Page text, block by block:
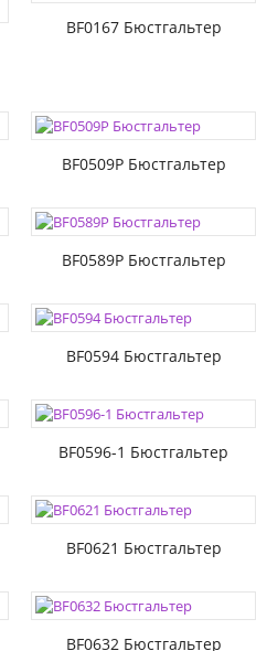
BF0167 Бюстгальтер
BF0509P Бюстгальтер
BF0589P Бюстгальтер
BF0594 Бюстгальтер
BF0596-1 Бюстгальтер
BF0621 Бюстгальтер
BF0632 Бюстгальтер